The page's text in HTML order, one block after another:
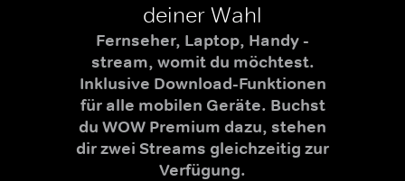
deiner Wahl
Fernseher, Laptop, Handy -
stream, womit du möchtest.
Inklusive Download-Funktionen
für alle mobilen Geräte. Buchst
du WOW Premium dazu, stehen
dir zwei Streams gleichzeitig zur
Verfügung.